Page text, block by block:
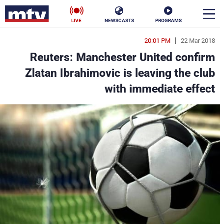
PROGRAMS
NEWSCASTS
LIVE
22 Mar 2018
20:01 PM
Reuters: Manchester United confirm
Zlatan Ibrahimovic is leaving the club
with immediate effect
en
الأخبار
سياسة ناس
إقتصاد فن
منوعات رياضة
كأس العالم
البرامج
جدول البرامج